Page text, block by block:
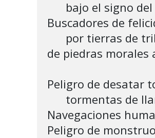
Buscadores de
de piedras morales
Peligro de desatar
Navegaciones
Peligro de